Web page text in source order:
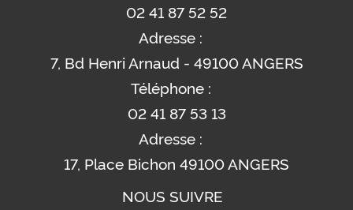
02 41 87 52 52
Adresse :
7, Bd Henri Arnaud - 49100 ANGERS
Téléphone :
02 41 87 53 13
Adresse :
17, Place Bichon 49100 ANGERS
NOUS SUIVRE